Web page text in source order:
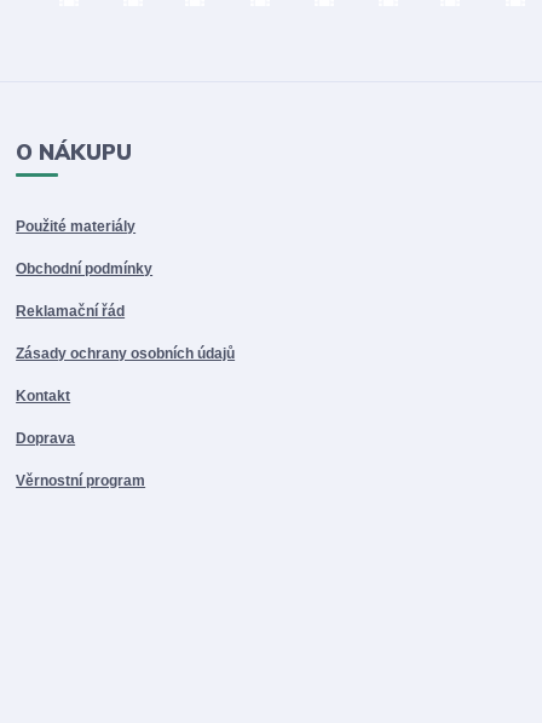
O NÁKUPU
Použité materiály
Obchodní podmínky
Reklamační řád
Zásady ochrany osobních údajů
Kontakt
Doprava
Věrnostní program